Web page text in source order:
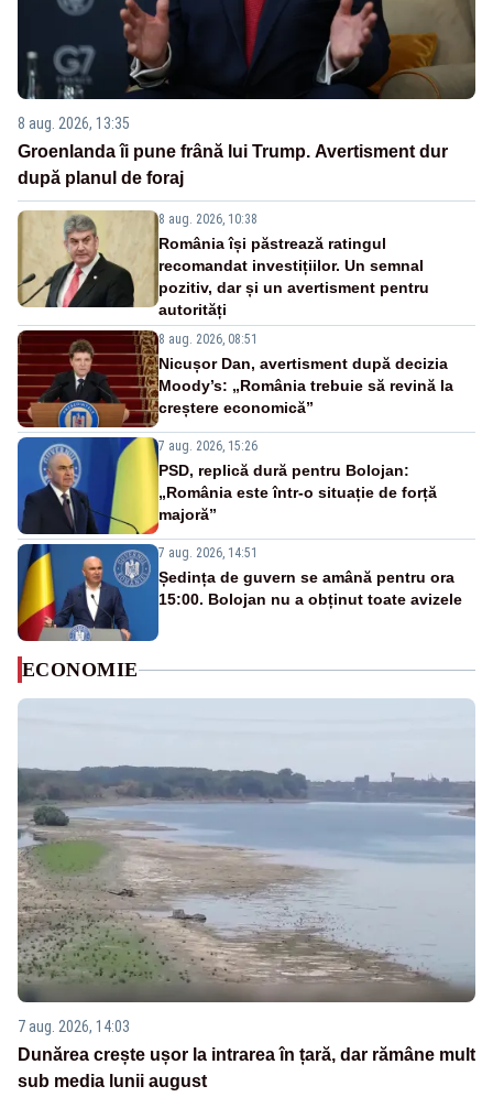
8 aug. 2026, 13:35
Groenlanda îi pune frână lui Trump. Avertisment dur
după planul de foraj
8 aug. 2026, 10:38
România își păstrează ratingul
recomandat investițiilor. Un semnal
pozitiv, dar și un avertisment pentru
autorități
8 aug. 2026, 08:51
Nicușor Dan, avertisment după decizia
Moody’s: „România trebuie să revină la
creștere economică”
7 aug. 2026, 15:26
PSD, replică dură pentru Bolojan:
„România este într-o situație de forță
majoră”
7 aug. 2026, 14:51
Ședința de guvern se amână pentru ora
15:00. Bolojan nu a obținut toate avizele
ECONOMIE
7 aug. 2026, 14:03
Dunărea crește ușor la intrarea în țară, dar rămâne mult
sub media lunii august